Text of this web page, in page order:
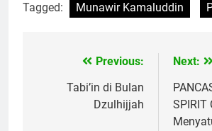
Tagged: Munawir Kamaluddin
NavigasiPrevious:
Tabi’in di Bulan
Dzulhijjah
Next:
SPIRIT